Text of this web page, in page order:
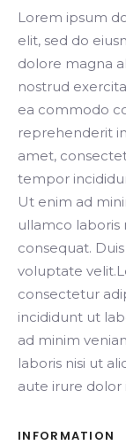
Lorem ipsum
elit, sed do
dolore magna
nostrud
ea commodo
reprehenderit
amet,
tempor
Ut enim ad
ullamco laboris
consequat.
voluptate
consectetur
incididunt ut
ad minim
laboris nisi ut
aute irure
INFORMATION